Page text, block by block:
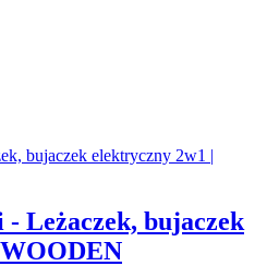
Leżaczek, bujaczek